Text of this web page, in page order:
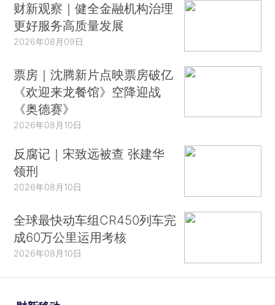
财新观察｜健全金融机构治理
更好服务高质量发展
2026年08月09日
票房｜沈腾新片点映票房破亿
《欢迎来龙餐馆》空降迎战
《奥德赛》
2026年08月10日
反腐记｜宋致远被查 张建华
领刑
2026年08月10日
全球最快动车组CR450列车完
成60万公里运用考核
2026年08月10日